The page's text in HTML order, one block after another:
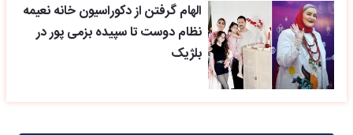
الهام گرفتن از دکوراسیون خانه نعیمه
نظام دوست تا سپیده بزمی پور در
بلژیک